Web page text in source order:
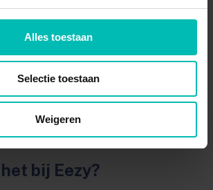
Alles toestaan
Selectie toestaan
Weigeren
regio:de tandheelkundige
vastgesteld door de
Zorgautoriteit (NZa), maar
materiaalkosten zijn vrij. Vraag
een gespecificeerde begroting
bij Eezy?